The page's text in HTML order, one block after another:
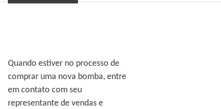
Quando estiver no processo de
comprar uma nova bomba, entre
em contato com seu
representante de vendas e